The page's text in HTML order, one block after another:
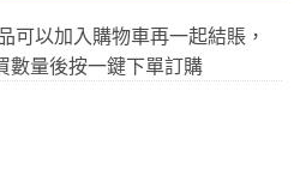
可以加入購物車再一起結賬，
數量後按一鍵下單訂購